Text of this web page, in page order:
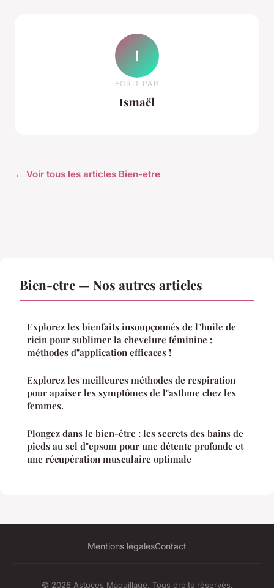
I
ECRIT PAR
Ismaël
← Voir tous les articles Bien-etre
Bien-etre — Nos autres articles
Explorez les bienfaits insoupçonnés de l"huile de
ricin pour sublimer la chevelure féminine :
méthodes d"application efficaces !
Explorez les meilleures méthodes de respiration
pour apaiser les symptômes de l"asthme chez les
femmes.
Plongez dans le bien-être : les secrets des bains de
pieds au sel d"epsom pour une détente profonde et
une récupération musculaire optimale
Mentions légalesContact
© 2026 Astuces Maquillage. Tous droits réservés.